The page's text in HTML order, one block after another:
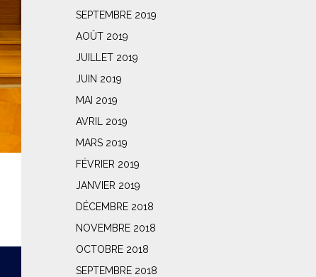
SEPTEMBRE 2019
AOÛT 2019
JUILLET 2019
JUIN 2019
MAI 2019
AVRIL 2019
MARS 2019
FÉVRIER 2019
JANVIER 2019
DÉCEMBRE 2018
NOVEMBRE 2018
OCTOBRE 2018
SEPTEMBRE 2018